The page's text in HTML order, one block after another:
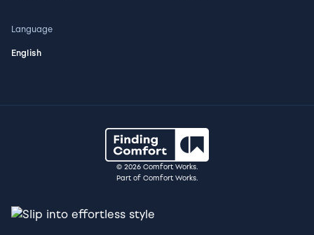
Language
English
© 2026 Comfort Works.
Part of Comfort Works.